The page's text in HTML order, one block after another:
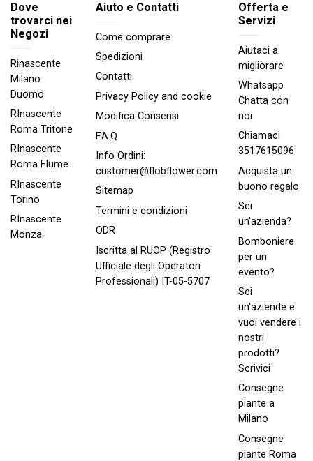
Dove
trovarci nei
Negozi
Rinascente
Milano
Duomo
RInascente
Roma Tritone
RInascente
Roma FIume
RInascente
Torino
RInascente
Monza
Aiuto e Contatti
Come comprare
Spedizioni
Contatti
Privacy Policy and cookie
Modifica Consensi
F.A.Q
Info Ordini:
customer@flobflower.com
Sitemap
Termini e condizioni
ODR
Iscritta al RUOP (Registro
Ufficiale degli Operatori
Professionali) IT-05-5707
Offerta e
Servizi
Aiutaci a
migliorare
Whatsapp
Chatta con
noi
Chiamaci
3517615096
Acquista un
buono regalo
Sei
un'azienda?
Bomboniere
per un
evento?
Sei
un'aziende e
vuoi vendere i
nostri
prodotti?
Scrivici
Consegne
piante a
Milano
Consegne
piante Roma